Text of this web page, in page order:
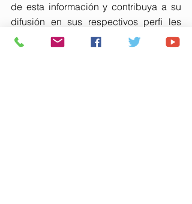
de esta información y contribuya a su
difusión en sus respectivos perﬁ les
sociales de su medio, con el ﬁ n de